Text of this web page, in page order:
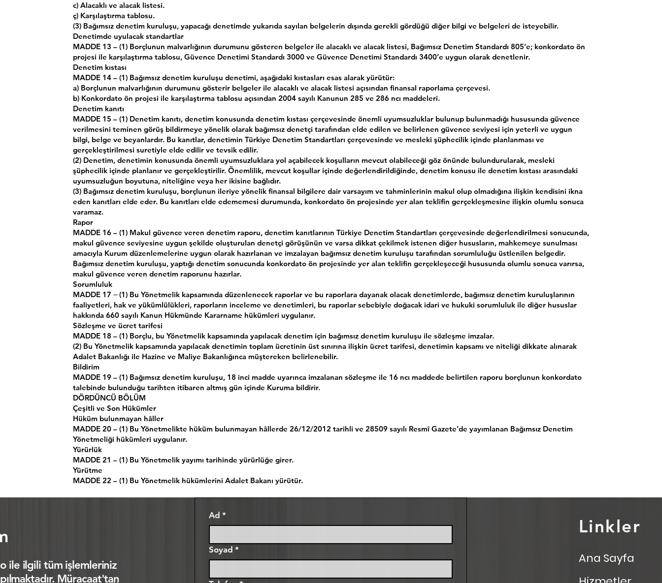
c) Alacaklı ve alacak listesi.
ç) Karşılaştırma tablosu.
(3) Bağımsız denetim kuruluşu, yapacağı denetimde yukarıda sayılan belgelerin dışında gerekli gördüğü diğer bilgi ve belgeleri de isteyebilir.
Denetimde uyulacak standartlar
MADDE 13 – (1) Borçlunun malvarlığının durumunu gösteren belgeler ile alacaklı ve alacak listesi, Bağımsız Denetim Standardı 805’e; konkordato ön
projesi ile karşılaştırma tablosu, Güvence Denetimi Standardı 3000 ve Güvence Denetimi Standardı 3400’e uygun olarak denetlenir.
Denetim kıstası
MADDE 14 – (1) Bağımsız denetim kuruluşu denetimi, aşağıdaki kıstasları esas alarak yürütür:
a) Borçlunun malvarlığının durumunu gösterir belgeler ile alacaklı ve alacak listesi açısından finansal raporlama çerçevesi.
b) Konkordato ön projesi ile karşılaştırma tablosu açısından 2004 sayılı Kanunun 285 ve 286 ncı maddeleri.
Denetim kanıtı
MADDE 15 – (1) Denetim kanıtı, denetim konusunda denetim kıstası çerçevesinde önemli uyumsuzluklar bulunup bulunmadığı hususunda güvence
verilmesini teminen görüş bildirmeye yönelik olarak bağımsız denetçi tarafından elde edilen ve belirlenen güvence seviyesi için yeterli ve uygun
bilgi, belge ve beyanlardır. Bu kanıtlar, denetimin Türkiye Denetim Standartları çerçevesinde ve mesleki şüphecilik içinde planlanması ve
gerçekleştirilmesi suretiyle elde edilir ve tevsik edilir.
(2) Denetim, denetimin konusunda önemli uyumsuzluklara yol açabilecek koşulların mevcut olabileceği göz önünde bulundurularak, mesleki
şüphecilik içinde planlanır ve gerçekleştirilir. Önemlilik, mevcut koşullar içinde değerlendirildiğinde, denetim konusu ile denetim kıstası arasındaki
uyumsuzluğun boyutuna, niteliğine veya her ikisine bağlıdır.
(3) Bağımsız denetim kuruluşu, borçlunun ileriye yönelik finansal bilgilere dair varsayım ve tahminlerinin makul olup olmadığına ilişkin kendisini ikna
eden kanıtları elde eder. Bu kanıtları elde edememesi durumunda, konkordato ön projesinde yer alan teklifin gerçekleşmesine ilişkin olumlu sonuca
varamaz.
Rapor
MADDE 16 – (1) Makul güvence veren denetim raporu, denetim kanıtlarının Türkiye Denetim Standartları çerçevesinde değerlendirilmesi sonucunda,
makul güvence seviyesine uygun şekilde oluşturulan denetçi görüşünün ve varsa dikkat çekilmek istenen diğer hususların, mahkemeye sunulması
amacıyla Kurum düzenlemelerine uygun olarak hazırlanan ve imzalayan bağımsız denetim kuruluşu tarafından sorumluluğu üstlenilen belgedir.
Bağımsız denetim kuruluşu, yaptığı denetim sonucunda konkordato ön projesinde yer alan teklifin gerçekleşeceği hususunda olumlu sonuca varırsa,
makul güvence veren denetim raporunu hazırlar.
Sorumluluk
MADDE 17 ‒ (1) Bu Yönetmelik kapsamında düzenlenecek raporlar ve bu raporlara dayanak olacak denetimlerde, bağımsız denetim kuruluşlarının
faaliyetleri, hak ve yükümlülükleri, raporların inceleme ve denetimleri, bu raporlar sebebiyle doğacak idari ve hukuki sorumluluk ile diğer hususlar
hakkında 660 sayılı Kanun Hükmünde Kararname hükümleri uygulanır.
Sözleşme ve ücret tarifesi
MADDE 18 – (1) Borçlu, bu Yönetmelik kapsamında yapılacak denetim için bağımsız denetim kuruluşu ile sözleşme imzalar.
(2) Bu Yönetmelik kapsamında yapılacak denetimin toplam ücretinin üst sınırına ilişkin ücret tarifesi, denetimin kapsamı ve niteliği dikkate alınarak
Adalet Bakanlığı ile Hazine ve Maliye Bakanlığınca müştereken belirlenebilir.
Bildirim
MADDE 19 – (1) Bağımsız denetim kuruluşu, 18 inci madde uyarınca imzalanan sözleşme ile 16 ncı maddede belirtilen raporu borçlunun konkordato
talebinde bulunduğu tarihten itibaren altmış gün içinde Kuruma bildirir.
DÖRDÜNCÜ BÖLÜM
Çeşitli ve Son Hükümler
Hüküm bulunmayan hâller
MADDE 20 – (1) Bu Yönetmelikte hüküm bulunmayan hâllerde 26/12/2012 tarihli ve 28509 sayılı Resmî Gazete’de yayımlanan Bağımsız Denetim
Yönetmeliği hükümleri uygulanır.
Yürürlük
MADDE 21 – (1) Bu Yönetmelik yayımı tarihinde yürürlüğe girer.
Yürütme
MADDE 22 – (1) Bu Yönetmelik hükümlerini Adalet Bakanı yürütür.
ile ilgili tüm işlemleriniz
Müracaat'tan
Ad *
Soyad *
Linkler
Ana Sayfa